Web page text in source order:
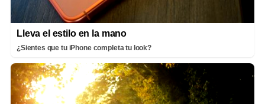
Lleva el estilo en la mano
¿Sientes que tu iPhone completa tu look?